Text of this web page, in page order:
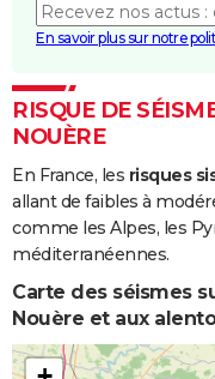
En savoir plus sur notre
RISQUE DE
NOUÈRE
En France, les risques
allant de faibles à
comme les Alpes, les
méditerranéennes.
Carte des séismes
Nouère et aux